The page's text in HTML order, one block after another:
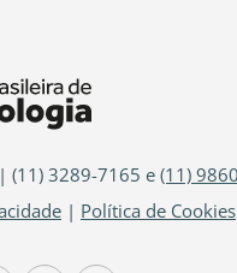
(11) 3289-7165 e(11)
| Política de Cookies